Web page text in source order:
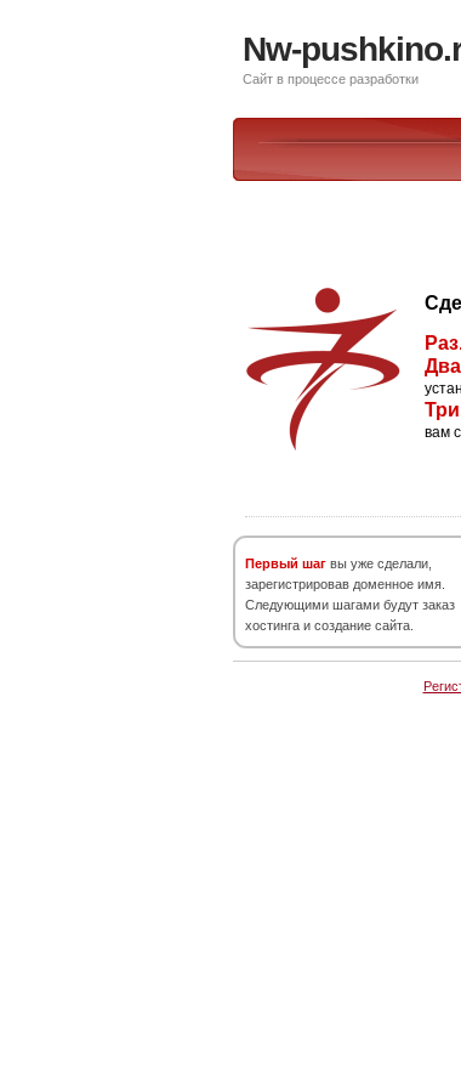
Nw-
Сайт в процессе разработки
вам
Первый шаг вы уже сделали,
зарегистрировав доменное имя.
Следующими шагами будут заказ
хостинга и создание сайта.